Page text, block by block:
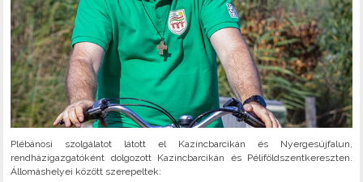
Plébánosi szolgálatot látott el Kazincbarcikán és Nyergesújfalun,
rendházigazgatóként dolgozott Kazincbarcikán és Péliföldszentkereszten.
Állomáshelyei között szerepeltek: